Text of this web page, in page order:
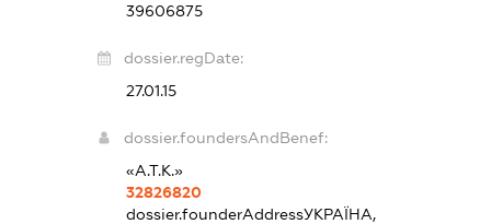
39606875
dossier.regDate:
27.01.15
dossier.foundersAndBenef:
«А.Т.К.»
32826820
dossier.founderAddressУКРАЇНА,